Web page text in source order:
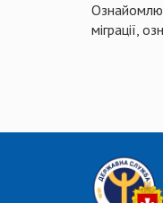
міграції,